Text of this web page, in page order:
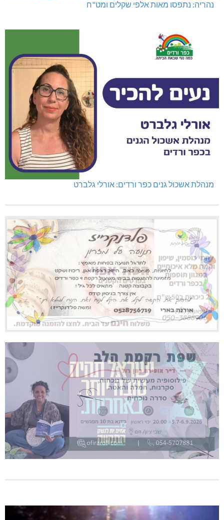
נהריה: נתפסו מאות אלפי שקלים ומט"ח
מנהלת אשכול גנים כפר ורדים: אורלי גלברט